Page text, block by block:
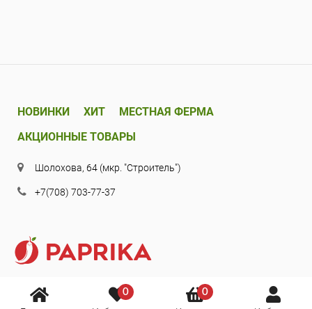
0 0
НОВИНКИ ХИТ
МЕСТНАЯ ФЕРМА
АКЦИОННЫЕ ТОВАРЫ
Шолохова, 64 (мкр. "Строитель")
+7(708) 703-77-37